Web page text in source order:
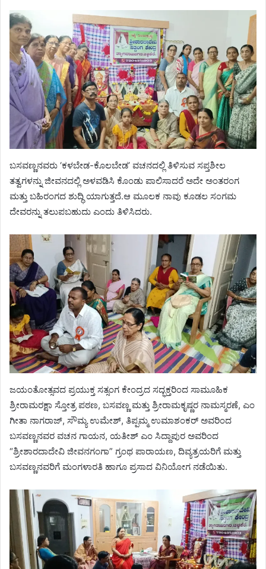
ಬಸವಣ್ಣನವರು ‘ಕಳಬೇಡ-ಕೊಲಬೇಡ’ ವಚನದಲ್ಲಿ ತಿಳಿಸುವ ಸಪ್ತಶೀಲ
ತತ್ವಗಳನ್ನು ಜೀವನದಲ್ಲಿ ಅಳವಡಿಸಿ ಕೊಂಡು ಪಾಲಿಸಾದರೆ ಅದೇ ಅಂತರಂಗ
ಮತ್ತು ಬಹಿರಂಗದ ಶುದ್ಧಿ ಯಾಗುತ್ತದೆ.ಆ ಮೂಲಕ ನಾವು ಕೂಡಲ ಸಂಗಮ
ದೇವರನ್ನು ತಲುಪಬಹುದು ಎಂದು ತಿಳಿಸಿದರು.
ಜಯಂತೋತ್ಸವದ ಪ್ರಯುಕ್ತ ಸತ್ಸಂಗ ಕೇಂದ್ರದ ಸದ್ಭಕ್ತರಿಂದ ಸಾಮೂಹಿಕ
ಶ್ರೀರಾಮರಕ್ಷಾ ಸ್ತೋತ್ರ ಪಠಣ, ಬಸವಣ್ಣ ಮತ್ತು ಶ್ರೀರಾಮಕೃಷ್ಣರ ನಾಮಸ್ಮರಣೆ, ಎಂ
ಗೀತಾ ನಾಗರಾಜ್, ಸೌಮ್ಯ ಉಮೇಶ್, ತಿಪ್ಪಮ್ಮ ಉಮಾಶಂಕರ್ ಅವರಿಂದ
ಬಸವಣ್ಣನವರ ವಚನ ಗಾಯನ, ಯತೀಶ್ ಎಂ ಸಿದ್ದಾಪುರ ಅವರಿಂದ
“ಶ್ರೀಶಾರದಾದೇವಿ ಜೀವನಗಂಗಾ” ಗ್ರಂಥ ಪಾರಾಯಣ, ದಿವ್ಯತ್ರಯರಿಗೆ ಮತ್ತು
ಬಸವಣ್ಣನವರಿಗೆ ಮಂಗಳಾರತಿ ಹಾಗೂ ಪ್ರಸಾದ ವಿನಿಯೋಗ ನಡೆಯಿತು.